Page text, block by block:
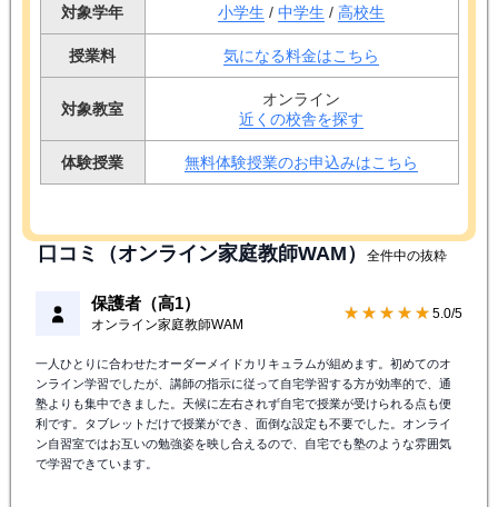
対象学年 小学生 / 中学生 / 高校生
授業料 気になる料金はこちら
対象教室
オンライン
近くの校舎を探す
体験授業 無料体験授業のお申込みはこちら
口コミ（オンライン家庭教師WAM） 全件中の抜粋
保護者（高1）
オンライン家庭教師WAM
★★★★★ 5.0/5
一人ひとりに合わせたオーダーメイドカリキュラムが組めます。初めてのオ
ンライン学習でしたが、講師の指示に従って自宅学習する方が効率的で、通
塾よりも集中できました。天候に左右されず自宅で授業が受けられる点も便
利です。タブレットだけで授業ができ、面倒な設定も不要でした。オンライ
ン自習室ではお互いの勉強姿を映し合えるので、自宅でも塾のような雰囲気
で学習できています。